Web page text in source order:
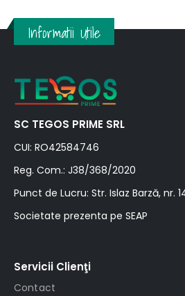
Informatii Utile
SC TEGOS PRIME SRL
CUI: RO42584746
Reg. Com.: J38/368/2020
Punct de Lucru: Str. Islaz Barză, nr.
Societate prezenta pe SEAP
Servicii Clienţi
Contact